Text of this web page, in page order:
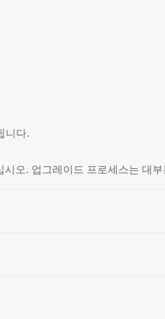
니다.
시오. 업그레이드 프로세스는 대